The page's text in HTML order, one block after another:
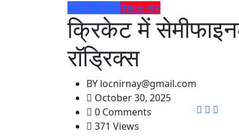
ऊधम सिंह नगरनेशनल न्यूज़
क्रिकेट में
रॉड्रिक्स
BY locnirnay@gmail.com
October 30, 2025
0 Comments
371 Views